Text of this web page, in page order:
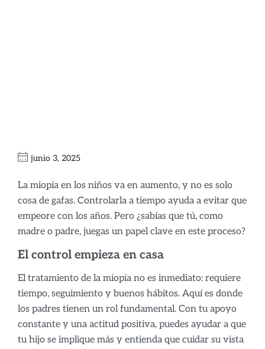
junio 3, 2025
La miopía en los niños va en aumento, y no es solo
cosa de gafas. Controlarla a tiempo ayuda a evitar que
empeore con los años. Pero ¿sabías que tú, como
madre o padre, juegas un papel clave en este proceso?
El control empieza en casa
El tratamiento de la miopía no es inmediato: requiere
tiempo, seguimiento y buenos hábitos. Aquí es donde
los padres tienen un rol fundamental. Con tu apoyo
constante y una actitud positiva, puedes ayudar a que
tu hijo se implique más y entienda que cuidar su vista